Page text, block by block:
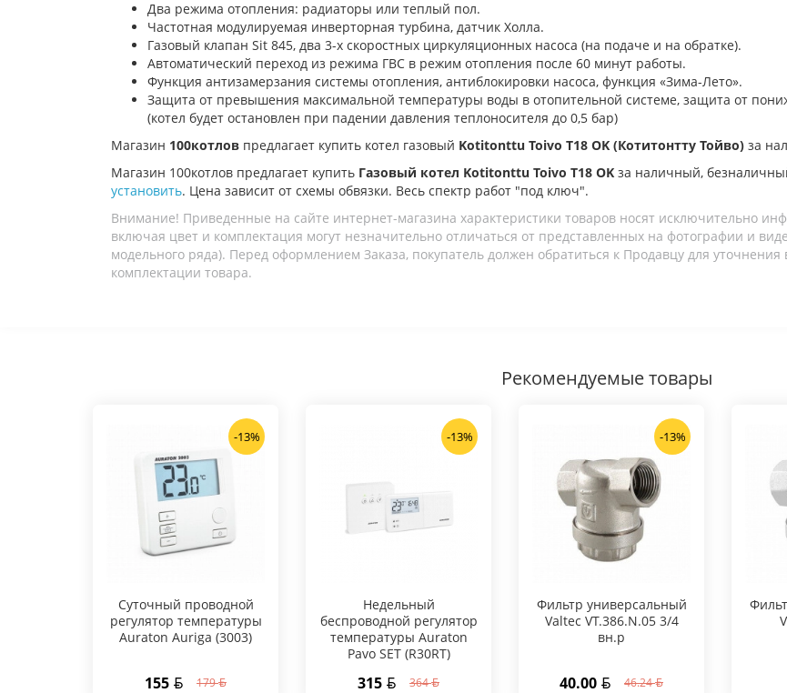
Два режима отопления: радиаторы или теплый пол.
Частотная модулируемая инверторная турбина, датчик Холла.
Газовый клапан Sit 845, два 3-х скоростных циркуляционных насоса (на подаче и на обратке).
Автоматический переход из режима ГВС в режим отопления после 60 минут работы.
Функция антизамерзания системы отопления, антиблокировки насоса, функция «Зима-Лето».
Защита от превышения максимальной температуры воды в отопительной системе, защита от
(котел будет остановлен при падении давления теплоносителя до 0,5 бар)
Магазин 100котлов предлагает купить котел газовый Kotitonttu Toivo T18 OK (Котитонтту Тойво) за
Магазин 100котлов предлагает купить Газовый котел Kotitonttu Toivo T18 OK за наличный,
установить. Цена зависит от схемы обвязки. Весь спектр работ "под ключ".
Внимание! Приведенные на сайте интернет-магазина характеристики товаров носят исключительно
включая цвет и комплектация могут незначительно отличаться от представленных на фотографии и
модельного ряда). Перед оформлением Заказа, покупатель должен обратиться к Продавцу для
комплектации товара.
Рекомендуемые товары
-13%
Суточный проводной
регулятор температуры
Auraton Auriga (3003)
155 179
-13%
Hедельный
беспроводной регулятор
температуры Auraton
Pavo SET (R30RT)
315 364
-13%
Фильтр универсальный
Valtec VT.386.N.05 3/4
вн.р
40.00 46.24